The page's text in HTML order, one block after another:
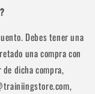
Debes tener una
una compra con
dicha compra,